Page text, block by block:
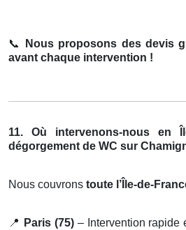
📞
Nous proposons des devis
avant chaque intervention !
11. Où intervenons-nous en
dégorgement de WC sur
Nous couvrons toute l’Île-de-
📍 Paris (75)– Intervention rapide